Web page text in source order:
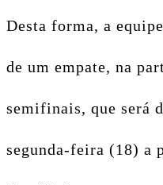
Desta forma, a
de um empate, na
semifinais, que será
segunda-feira (18) a